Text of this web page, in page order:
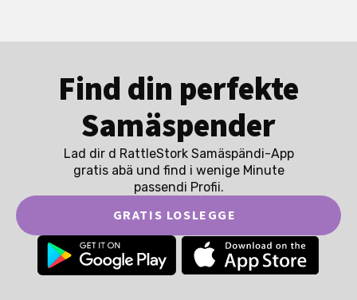
Find din perfekte
Samäspender
Lad dir d RattleStork Samäspändi-App
gratis abä und find i wenige Minute
passendi Profii.
GRATIS LOSLEGGE